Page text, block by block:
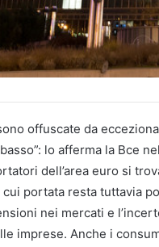
offuscate da
lo afferma la Bce
dell’area euro si
portata resta tuttavia
nei mercati e
imprese. Anche i